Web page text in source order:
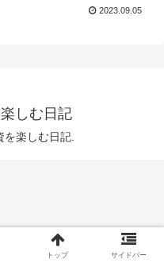
2023.09.05
しむ日記
楽しむ日記.
トップ サイドバー